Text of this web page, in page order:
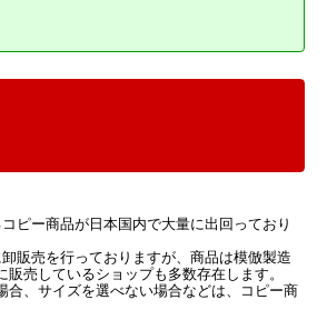
ピー商品が日本国内で大量に出回っており
販売を行っておりますが、商品は模倣製造
売しているショップも多数存在します。
、サイズを選べない場合などは、コピー商